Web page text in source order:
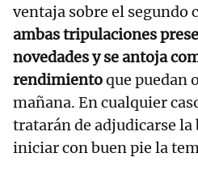
ventaja sobre el segundo
ambas tripulaciones
novedades y se antoja
rendimientoque puedan
mañana. En cualquier
tratarán de adjudicarse la
iniciar con buen pie la